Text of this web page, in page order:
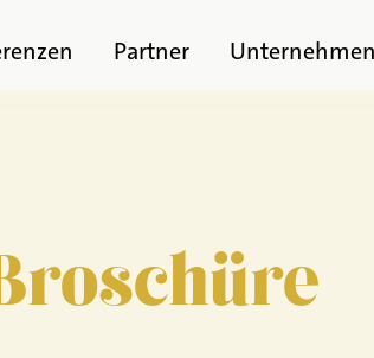
Partner Unternehmen